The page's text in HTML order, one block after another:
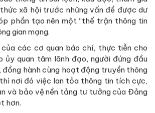
xã hội trước những vấn đề được dư
phần tạo nên một “thế trận thông tin
gian mạng.
các cơ quan báo chí, thực tiễn cho
ủy quan tâm lãnh đạo, người đứng đầu
hành cùng hoạt động truyền thông
nơi đó việc lan tỏa thông tin tích cực,
và bảo vệ nền tảng tư tưởng của Đảng
hơn.